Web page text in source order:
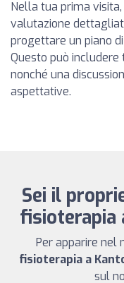
Nella tua prima
valutazione
progettare un piano
Questo può
nonché una
aspettative.
Sei il
fisioterapia
Per apparire nel
fisioterapia a
sul